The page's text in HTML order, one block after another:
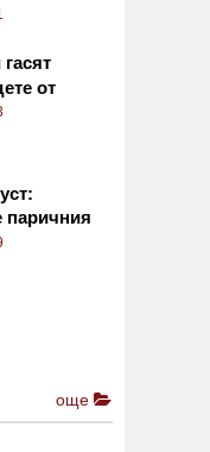
от
на язовир
паричния
още